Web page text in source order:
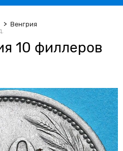
Венгрия
10 филлеров